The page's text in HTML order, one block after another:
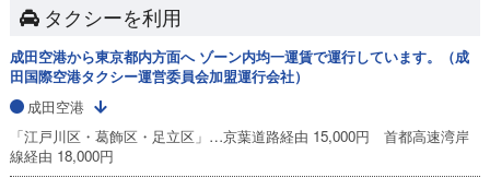
タクシーを利用
成田空港から東京都内方面へ ゾーン内均一運賃で運行しています。（成
田国際空港タクシー運営委員会加盟運行会社）
成田空港
「江戸川区・葛飾区・足立区」…京葉道路経由 15,000円 首都高速湾岸
線経由 18,000円